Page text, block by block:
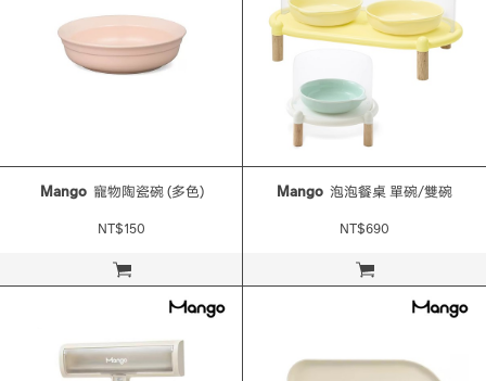
立即購買
Mango 寵物陶瓷碗 (多色)
NT$150
立即購買
Mango 泡泡餐桌 單碗/雙碗
NT$690